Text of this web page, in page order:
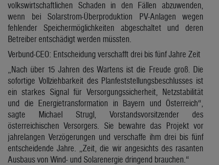
volkswirtschaftlichen Schaden in den Fällen abzuwenden,
wenn bei Solarstrom-Überproduktion PV-Anlagen wegen
fehlender Speichermöglichkeiten abgeschaltet und deren
Betreiber entschädigt werden müssten.
Verbund-CEO: Entscheidung verschafft drei bis fünf Jahre Zeit
„Nach über 15 Jahren des Wartens ist die Freude groß. Die
sofortige Vollziehbarkeit des Planfeststellungsbeschlusses ist
ein starkes Signal für Versorgungssicherheit, Netzstabilität
und die Energietransformation in Bayern und Österreich“,
sagte Michael Strugl, Vorstandsvorsitzender des
österreichischen Versorgers. Sie bewahre das Projekt vor
jahrelangen Verzögerungen und verschaffe ihm drei bis fünf
entscheidende Jahre. „Zeit, die wir angesichts des rasanten
Ausbaus von Wind- und Solarenergie dringend brauchen.“